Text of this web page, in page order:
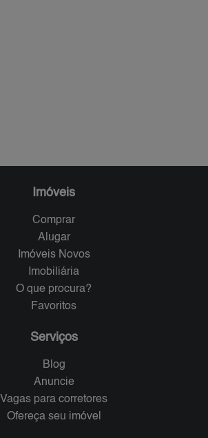
Imóveis
Comprar
Alugar
Imóveis Novos
Imobiliária
O que procura?
Favoritos
Serviços
Blog
Anuncie
Vagas para corretores
Ofereça seu imóvel